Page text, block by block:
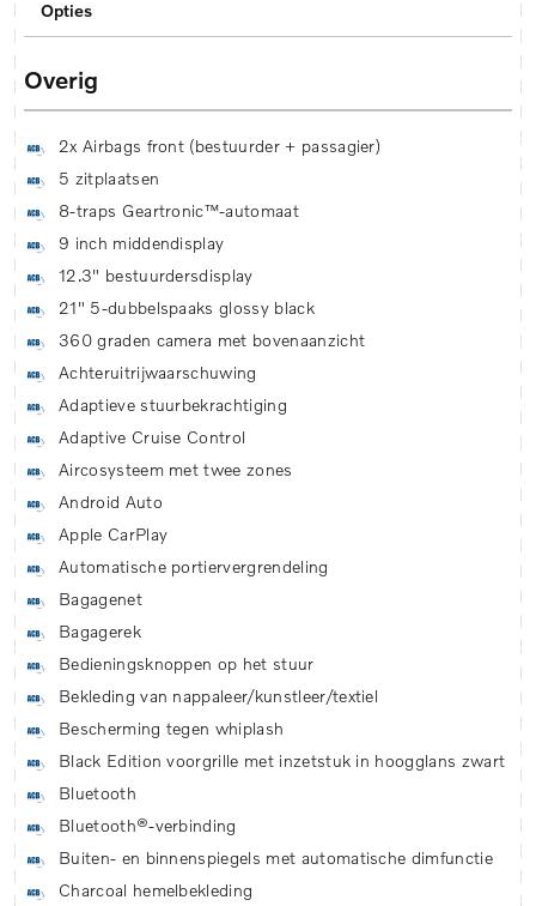
Opties
Overig
2x Airbags front (bestuurder + passagier)
5 zitplaatsen
8-traps Geartronic™-automaat
9 inch middendisplay
12.3" bestuurdersdisplay
21" 5-dubbelspaaks glossy black
360 graden camera met bovenaanzicht
Achteruitrijwaarschuwing
Adaptieve stuurbekrachtiging
Adaptive Cruise Control
Aircosysteem met twee zones
Android Auto
Apple CarPlay
Automatische portiervergrendeling
Bagagenet
Bagagerek
Bedieningsknoppen op het stuur
Bekleding van nappaleer/kunstleer/textiel
Bescherming tegen whiplash
Black Edition voorgrille met inzetstuk in hoogglans zwart
Bluetooth
Bluetooth®-verbinding
Buiten- en binnenspiegels met automatische dimfunctie
Charcoal hemelbekleding